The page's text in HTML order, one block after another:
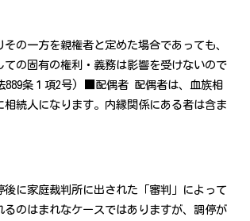
の一方を親権者と定めた場合であっても、
の固有の権利・義務は影響を受けないので
条１項2号) ■配偶者 配偶者は、血族相
続人になります。内縁関係にある者は含ま
後に家庭裁判所に出された「審判」によって
のはまれなケースではありますが、調停が